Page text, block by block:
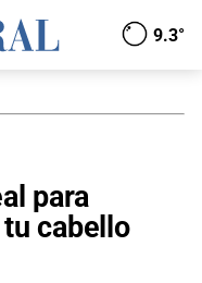
9.3°
para
cabello